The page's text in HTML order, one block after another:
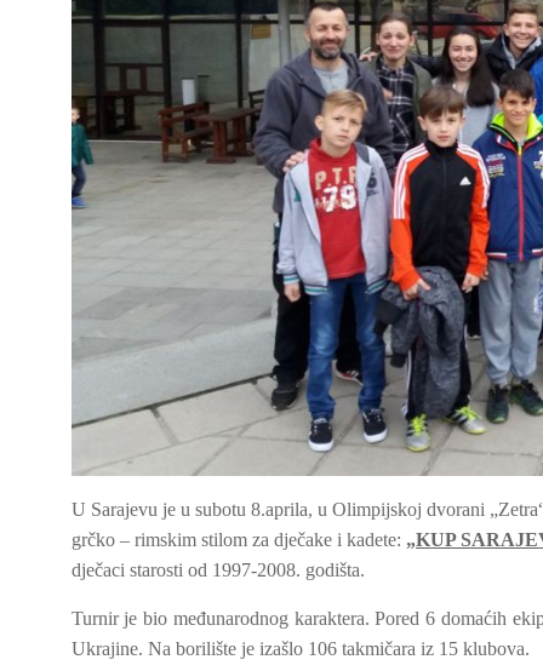
U Sarajevu je u subotu 8.aprila, u Olimpijskoj dvorani
grčko – rimskim stilom za dječake i kadete: „KUP
dječaci starosti od 1997-2008. godišta.
Turnir je bio međunarodnog karaktera. Pored 6 domaćih
Ukrajine. Na borilište je izašlo 106 takmičara iz 15 klubova.